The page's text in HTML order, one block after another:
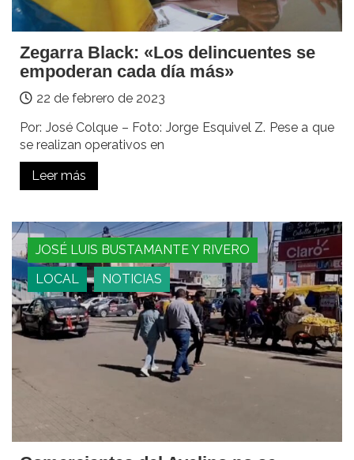
Zegarra Black: «Los delincuentes se
empoderan cada día más»
22 de febrero de 2023
Por: José Colque – Foto: Jorge Esquivel Z. Pese a que
se realizan operativos en
Leer más
JOSÉ LUIS BUSTAMANTE Y RIVERO
LOCAL
NOTICIAS